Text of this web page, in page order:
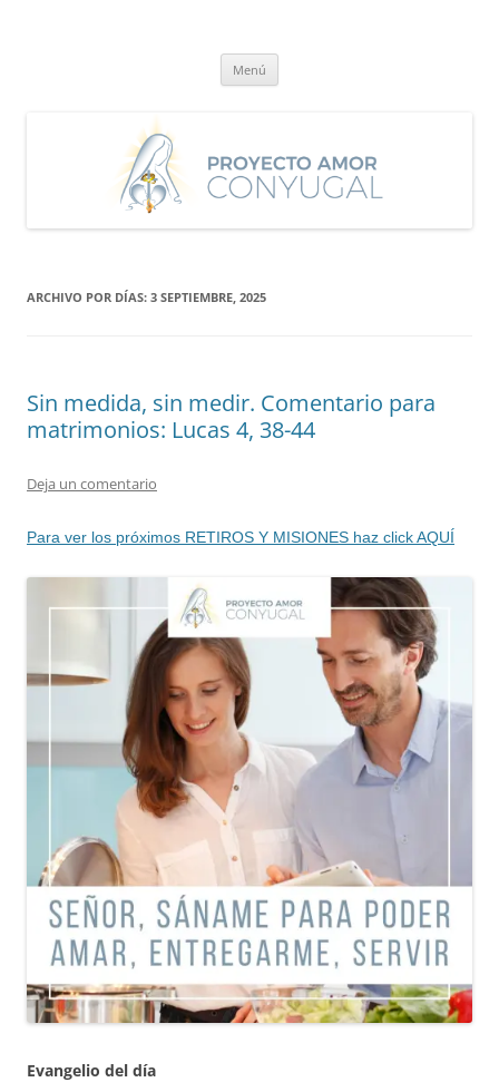
Menú
ARCHIVO POR DÍAS: 3 SEPTIEMBRE, 2025
Sin medida, sin medir. Comentario para
matrimonios: Lucas 4, 38-44
Deja un comentario
Para ver los próximos RETIROS Y MISIONES haz click AQUÍ
Evangelio del día